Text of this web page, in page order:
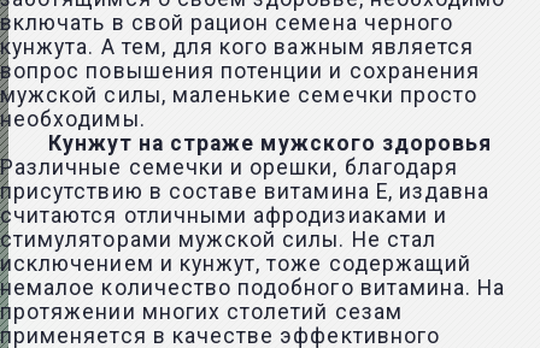
включать в свой рацион семена черного
кунжута. А тем, для кого важным является
вопрос повышения потенции и сохранения
мужской силы, маленькие семечки просто
необходимы.
Кунжут на страже мужского здоровья
Различные семечки и орешки, благодаря
присутствию в составе витамина Е, издавна
считаются отличными афродизиаками и
стимуляторами мужской силы. Не стал
исключением и кунжут, тоже содержащий
немалое количество подобного витамина. На
протяжении многих столетий сезам
применяется в качестве эффективного